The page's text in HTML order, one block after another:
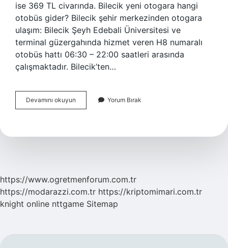
ise 369 TL civarında. Bilecik yeni otogara hangi
otobüs gider? Bilecik şehir merkezinden otogara
ulaşım: Bilecik Şeyh Edebali Üniversitesi ve
terminal güzergahında hizmet veren H8 numaralı
otobüs hattı 06:30 – 22:00 saatleri arasında
çalışmaktadır. Bilecik’ten…
Devamını okuyun İStanbul
Bilecik
Saat
Yorum Bırak
https://www.ogretmenforum.com.tr
https://modarazzi.com.tr https://kriptomimari.com.tr
knight online nttgame Sitemap